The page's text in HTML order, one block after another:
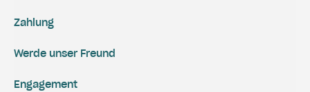
Zahlung
Engagement
Werde unser Freund